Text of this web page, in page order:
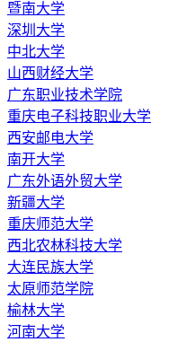
暨南大学
深圳大学
中北大学
山西财经大学
广东职业技术学院
重庆电子科技职业大学
西安邮电大学
南开大学
广东外语外贸大学
新疆大学
重庆师范大学
西北农林科技大学
大连民族大学
太原师范学院
榆林大学
河南大学